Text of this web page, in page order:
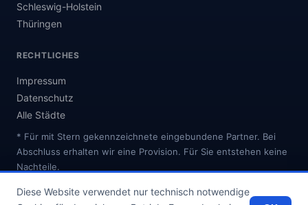
Schleswig-Holstein
Thüringen
RECHTLICHES
Impressum
Datenschutz
Alle Städte
* Für mit Stern gekennzeichnete eingebundene Partner. Bei
Abschluss erhalten wir eine Provision. Für Sie entstehen keine
Nachteile.
Diese Website verwendet nur technisch notwendige